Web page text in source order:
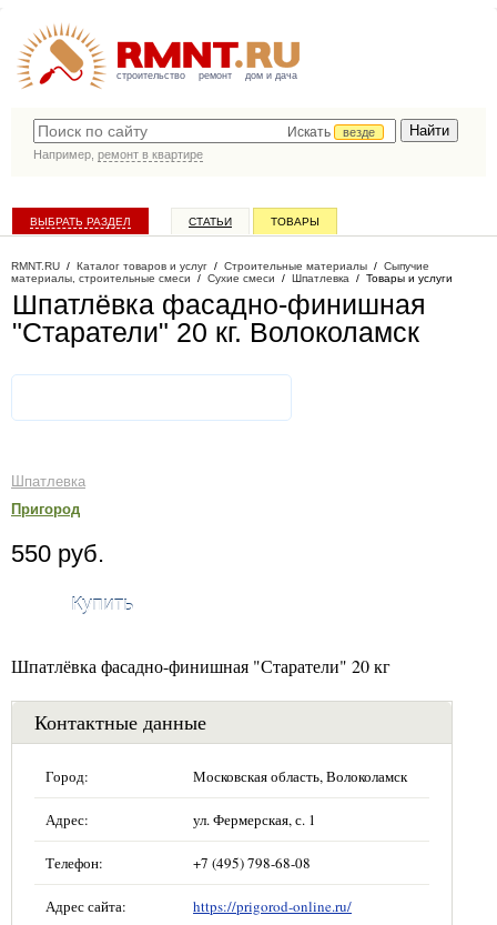
строительство ремонт дом и дача
Искать
везде
Например, ремонт в квартире
ВЫБРАТЬ РАЗДЕЛ СТАТЬИ ТОВАРЫ
RMNT.RU / Каталог товаров и услуг / Строительные материалы / Сыпучие
материалы, строительные смеси / Сухие смеси / Шпатлевка / Товары и услуги
Шпатлёвка фасадно-финишная
"Старатели" 20 кг. Волоколамск
Шпатлевка
Пригород
550 руб.
Купить
Шпатлёвка фасадно-финишная "Старатели" 20 кг
Контактные данные
Город: Московская область, Волоколамск
Адрес: ул. Фермерская, с. 1
Телефон: +7 (495) 798-68-08
Адрес сайта: https://prigorod-online.ru/